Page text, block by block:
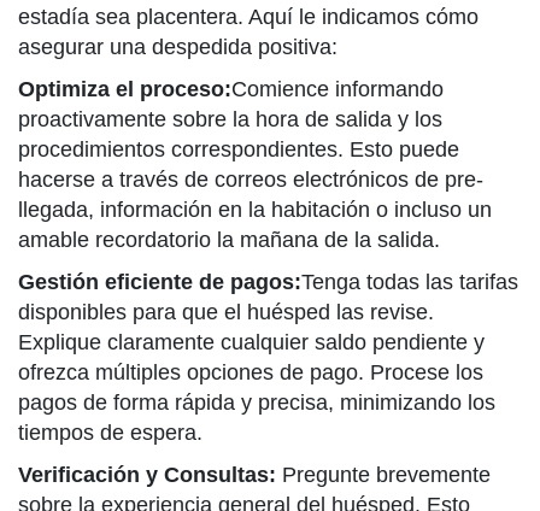
estadía sea placentera. Aquí le indicamos cómo
asegurar una despedida positiva:
Optimiza el proceso:Comience informando
proactivamente sobre la hora de salida y los
procedimientos correspondientes. Esto puede
hacerse a través de correos electrónicos de pre-
llegada, información en la habitación o incluso un
amable recordatorio la mañana de la salida.
Gestión eficiente de pagos:Tenga todas las tarifas
disponibles para que el huésped las revise.
Explique claramente cualquier saldo pendiente y
ofrezca múltiples opciones de pago. Procese los
pagos de forma rápida y precisa, minimizando los
tiempos de espera.
Verificación y Consultas: Pregunte brevemente
sobre la experiencia general del huésped. Esto